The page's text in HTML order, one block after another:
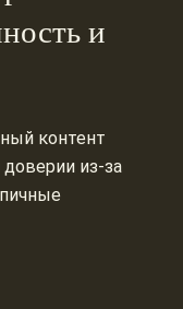
и
контент
из-за